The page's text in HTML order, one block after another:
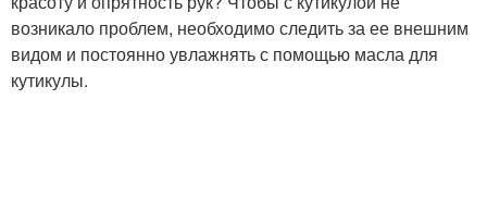
возникало проблем, необходимо следить за ее внешним
видом и постоянно увлажнять с помощью масла для
кутикулы.